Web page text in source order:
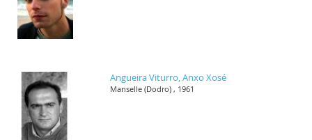
Angueira Viturro, Anxo Xosé
Manselle (Dodro) , 1961